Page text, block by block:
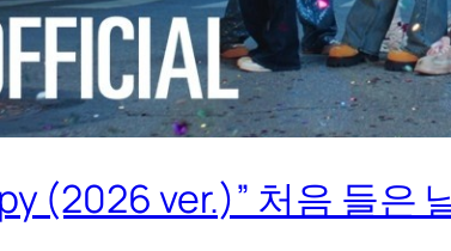
(2026 ver.)” 처음 들은